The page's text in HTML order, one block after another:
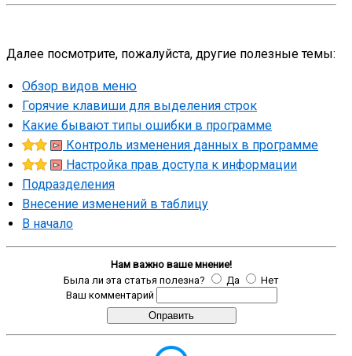
Далее посмотрите, пожалуйста, другие полезные темы:
Обзор видов меню
Горячие клавиши для выделения строк
Какие бывают типы ошибки в программе
Контроль изменения данных в программе
Настройка прав доступа к информации
Подразделения
Внесение изменений в таблицу
В начало
Нам важно ваше мнение!
Была ли эта статья полезна?
Да
Нет
Ваш комментарий